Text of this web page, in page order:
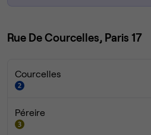
Rue De Courcelles, Paris 17
Courcelles
Péreire